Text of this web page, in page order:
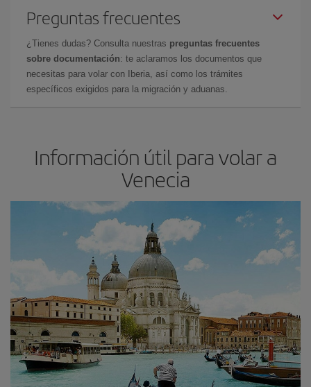
Preguntas frecuentes
¿Tienes dudas? Consulta nuestras preguntas frecuentes
sobre documentación: te aclaramos los documentos que
necesitas para volar con Iberia, así como los trámites
específicos exigidos para la migración y aduanas.
Información útil para volar a
Venecia